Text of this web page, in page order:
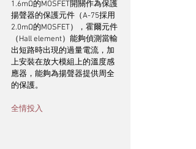
1.6mΩ的MOSFET開關作為保護
揚聲器的保護元件（A-75採用
2.0mΩ的MOSFET），霍爾元件
（Hall element）能夠偵測當輸
出短路時出現的過量電流，加
上安裝在放大模組上的溫度感
應器，能夠為揚聲器提供周全
的保護。
全情投入